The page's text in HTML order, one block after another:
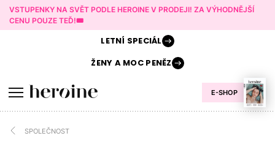
VSTUPENKY NA SVĚT PODLE HEROINE V PRODEJI! ZA VÝHODNĚJŠÍ
CENU POUZE TEĎ!🎟️
E-SHOP
LETNÍ SPECIÁL
ŽENY AMOC PENĚZ
SPOLEČNOST